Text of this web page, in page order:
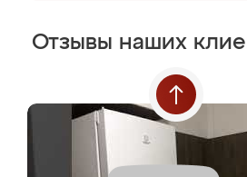
Отзывы наших